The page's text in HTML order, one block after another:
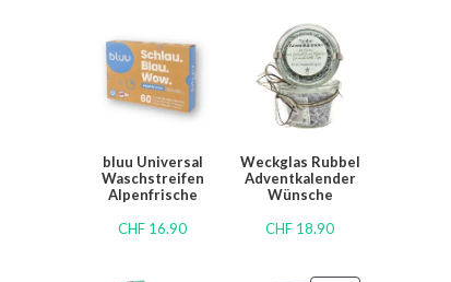
bluu Universal
Waschstreifen
Alpenfrische
CHF 16.90
Weckglas Rubbel
Adventkalender
Wünsche
CHF 18.90